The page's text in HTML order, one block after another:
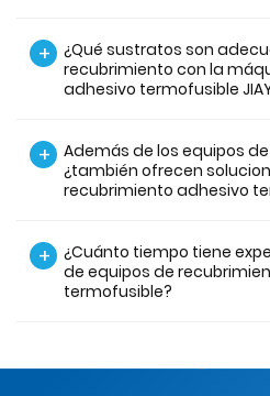
+
¿Qué sustratos son
recubrimiento con la
adhesivo termofusible
+
Además de los equipos
¿también ofrecen
recubrimiento adhesivo
+
¿Cuánto tiempo tiene
de equipos de
termofusible?